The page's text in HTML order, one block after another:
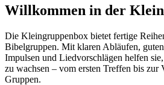
Willkommen in der
Die Kleingruppenbox bietet fertige
Bibelgruppen. Mit klaren Abläufen,
Impulsen und Liedvorschlägen helfen
zu wachsen – vom ersten Treffen bis zur
Gruppen.